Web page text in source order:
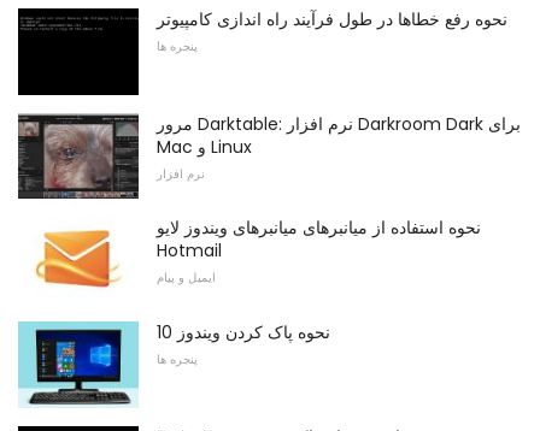
نحوه رفع خطاها در طول فرآیند راه اندازی کامپیوتر
پنجره ها
مرور Darktable: نرم افزار Darkroom Dark برای
Mac و Linux
نرم افزار
نحوه استفاده از میانبرهای میانبرهای ویندوز لایو
Hotmail
ایمیل و پیام
نحوه پاک کردن ویندوز 10
پنجره ها